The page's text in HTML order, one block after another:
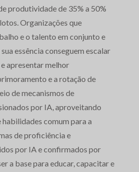
produtividade de 35% a 50%
Organizações que
e o talento em conjunto e
essência conseguem escalar
apresentar melhor
e a rotação de
de mecanismos de
por IA, aproveitando
comum para a
de proficiência e
por IA e confirmados por
a base para educar, capacitar e